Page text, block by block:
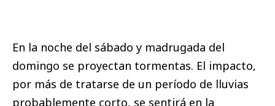
En la noche del sábado y madrugada del
domingo se proyectan tormentas. El impacto,
por más de tratarse de un período de lluvias
probablemente corto, se sentirá en la